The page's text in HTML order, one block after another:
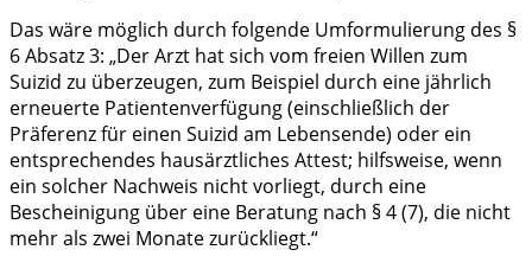
Das wäre möglich durch folgende Umformulierung des §
6 Absatz 3: „Der Arzt hat sich vom freien Willen zum
Suizid zu überzeugen, zum Beispiel durch eine jährlich
erneuerte Patientenverfügung (einschließlich der
Präferenz für einen Suizid am Lebensende) oder ein
entsprechendes hausärztliches Attest; hilfsweise, wenn
ein solcher Nachweis nicht vorliegt, durch eine
Bescheinigung über eine Beratung nach § 4 (7), die nicht
mehr als zwei Monate zurückliegt.“